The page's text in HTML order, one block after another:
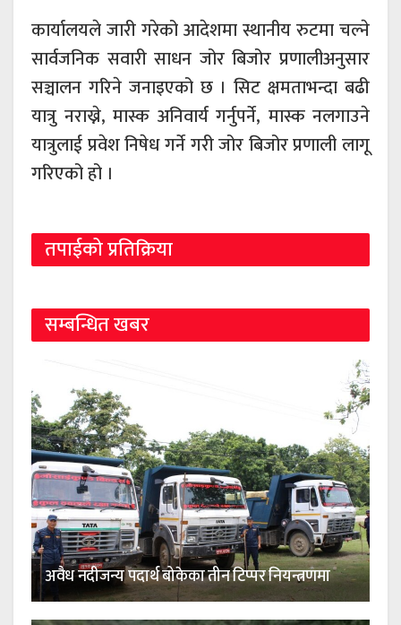
कार्यालयले जारी गरेको आदेशमा स्थानीय रुटमा चल्ने
सार्वजनिक सवारी साधन जोर बिजोर प्रणालीअनुसार
सञ्चालन गरिने जनाइएको छ । सिट क्षमताभन्दा बढी
यात्रु नराख्ने, मास्क अनिवार्य गर्नुपर्ने, मास्क नलगाउने
यात्रुलाई प्रवेश निषेध गर्ने गरी जोर बिजोर प्रणाली लागू
गरिएको हो ।
तपाईको प्रतिक्रिया
सम्बन्धित खबर
अवैध नदीजन्य पदार्थ बोकेका तीन टिप्पर नियन्त्रणमा